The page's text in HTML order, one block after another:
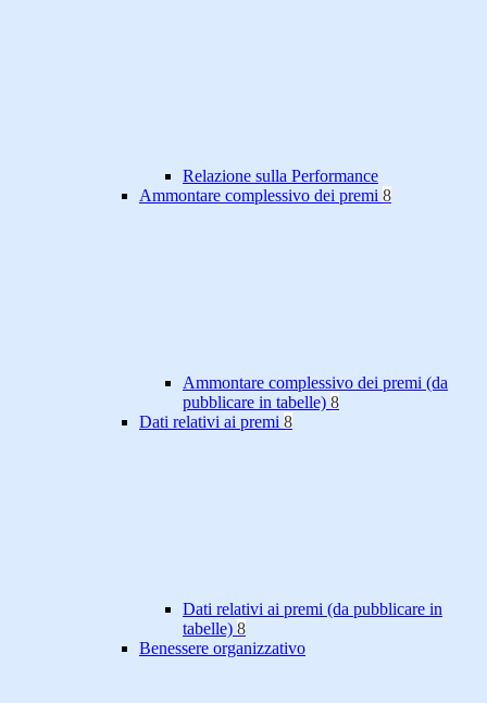
Relazione sulla Performance
Ammontare complessivo dei premi 8
Ammontare complessivo dei premi (da
pubblicare in tabelle) 8
Dati relativi ai premi 8
Dati relativi ai premi (da pubblicare in
tabelle) 8
Benessere organizzativo